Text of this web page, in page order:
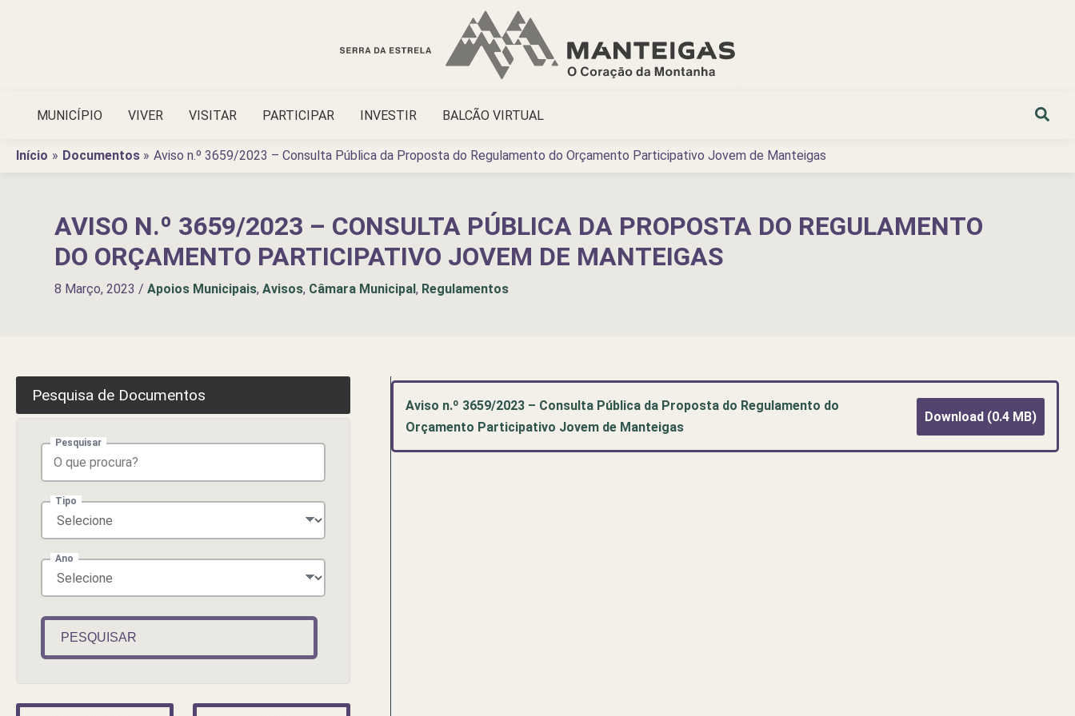
MUNICÍPIO VIVER VISITAR PARTICIPAR INVESTIR BALCÃO VIRTUAL
Início Documentos Aviso n.º 3659/2023 – Consulta Pública da Proposta do Regulamento do Orçamento Participativo Jovem de Manteigas
AVISO N.º 3659/2023 – CONSULTA PÚBLICA DA PROPOSTA DO REGULAMENTO
DO ORÇAMENTO PARTICIPATIVO JOVEM DE MANTEIGAS
8 Março, 2023 / Apoios Municipais, Avisos, Câmara Municipal, Regulamentos
Aviso n.º 3659/2023 – Consulta Pública da Proposta do Regulamento do
Orçamento Participativo Jovem de Manteigas
Download (0.4 MB)
Pesquisa de Documentos
Pesquisar
Tipo
Ano
PESQUISAR